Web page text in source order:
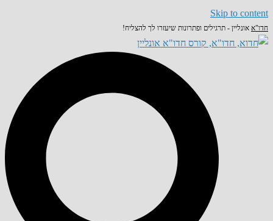
Skip to content
חדו"א אונליין - תרגילים ופתרונות שיעזרו לך להצליח!